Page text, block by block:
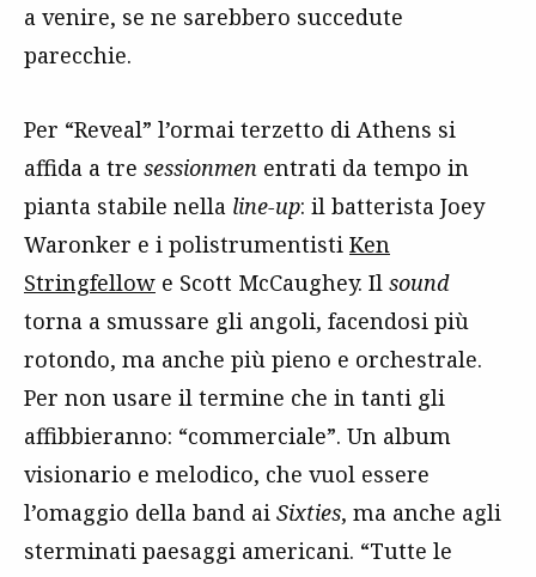
a venire, se ne sarebbero succedute
parecchie.
Per “Reveal” l’ormai terzetto di Athens si
affida a tre sessionmen entrati da tempo in
pianta stabile nella line-up: il batterista Joey
Waronker e i polistrumentisti Ken
Stringfellow e Scott McCaughey. Il sound
torna a smussare gli angoli, facendosi più
rotondo, ma anche più pieno e orchestrale.
Per non usare il termine che in tanti gli
affibbieranno: “commerciale”. Un album
visionario e melodico, che vuol essere
l’omaggio della band ai Sixties, ma anche agli
sterminati paesaggi americani. “Tutte le